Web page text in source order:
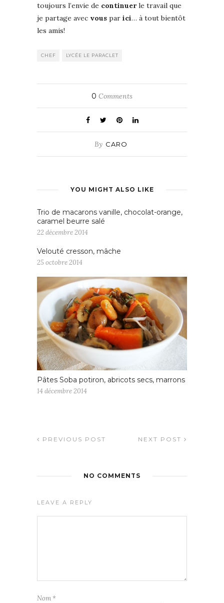
toujours l’envie de continuerle travail que
je partage avec vous par ici… à tout bientôt
les amis!
CHEF LYCÉE LE PARACLET
0 Comments
By CARO
YOU MIGHT ALSO LIKE
Trio de macarons vanille, chocolat-orange,
caramel beurre salé
22 décembre 2014
Velouté cresson, mâche
25 octobre 2014
Pâtes Soba potiron, abricots secs, marrons
14 décembre 2014
PREVIOUS POST NEXT POST
NO COMMENTS
LEAVE A REPLY
Nom *